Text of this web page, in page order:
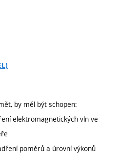
by měl být schopen:
elektromagnetických vln ve
poměrů a úrovní výkonů